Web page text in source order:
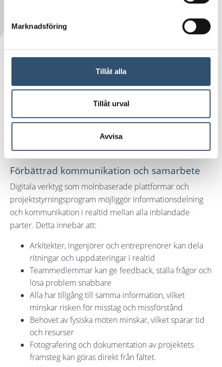
Marknadsföring
Tillåt alla
Tillåt urval
Avvisa
Digitaliseringen har potentialen att
revolutionera sättet vi hanterar, styr och
genomför byggprojekt. I denna artikel
kommer vi att utforska hur digitaliseringen
kan påverka projektstyrningen inom
Förbättrad kommunikation och samarbete
Digitala verktyg som molnbaserade plattformar och
projektstyrningsprogram möjliggör informationsdelning
och kommunikation i realtid mellan alla inblandade
parter. Detta innebär att:
Arkitekter, ingenjörer och entreprenörer kan dela
ritningar och uppdateringar i realtid
Teammedlemmar kan ge feedback, ställa frågor och
lösa problem snabbare
Alla har tillgång till samma information, vilket
minskar risken för misstag och missförstånd
Behovet av fysiska möten minskar, vilket sparar tid
och resurser
Fotografering och dokumentation av projektets
framsteg kan göras direkt från fältet.